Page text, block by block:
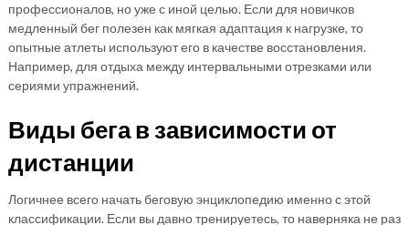
профессионалов, но уже с иной целью. Если для новичков
медленный бег полезен как мягкая адаптация к нагрузке, то
опытные атлеты используют его в качестве восстановления.
Например, для отдыха между интервальными отрезками или
сериями упражнений.
Виды бега в зависимости от
дистанции
Логичнее всего начать беговую энциклопедию именно с этой
классификации. Если вы давно тренируетесь, то наверняка не раз